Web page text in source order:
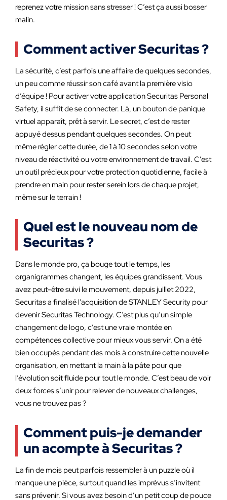
reprenez votre mission sans stresser ! C’est ça aussi bosser
malin.
Comment activer Securitas ?
La sécurité, c’est parfois une affaire de quelques secondes,
un peu comme réussir son café avant la première visio
d’équipe ! Pour activer votre application Securitas Personal
Safety, il suffit de se connecter. Là, un bouton de panique
virtuel apparaît, prêt à servir. Le secret, c’est de rester
appuyé dessus pendant quelques secondes. On peut
même régler cette durée, de 1 à 10 secondes selon votre
niveau de réactivité ou votre environnement de travail. C’est
un outil précieux pour votre protection quotidienne, facile à
prendre en main pour rester serein lors de chaque projet,
même sur le terrain !
Quel est le nouveau nom de
Securitas ?
Dans le monde pro, ça bouge tout le temps, les
organigrammes changent, les équipes grandissent. Vous
avez peut-être suivi le mouvement, depuis juillet 2022,
Securitas a finalisé l’acquisition de STANLEY Security pour
devenir Securitas Technology. C’est plus qu’un simple
changement de logo, c’est une vraie montée en
compétences collective pour mieux vous servir. On a été
bien occupés pendant des mois à construire cette nouvelle
organisation, en mettant la main à la pâte pour que
l’évolution soit fluide pour tout le monde. C’est beau de voir
deux forces s’unir pour relever de nouveaux challenges,
vous ne trouvez pas ?
Comment puis-je demander
un acompte à Securitas ?
La fin de mois peut parfois ressembler à un puzzle où il
manque une pièce, surtout quand les imprévus s’invitent
sans prévenir. Si vous avez besoin d’un petit coup de pouce